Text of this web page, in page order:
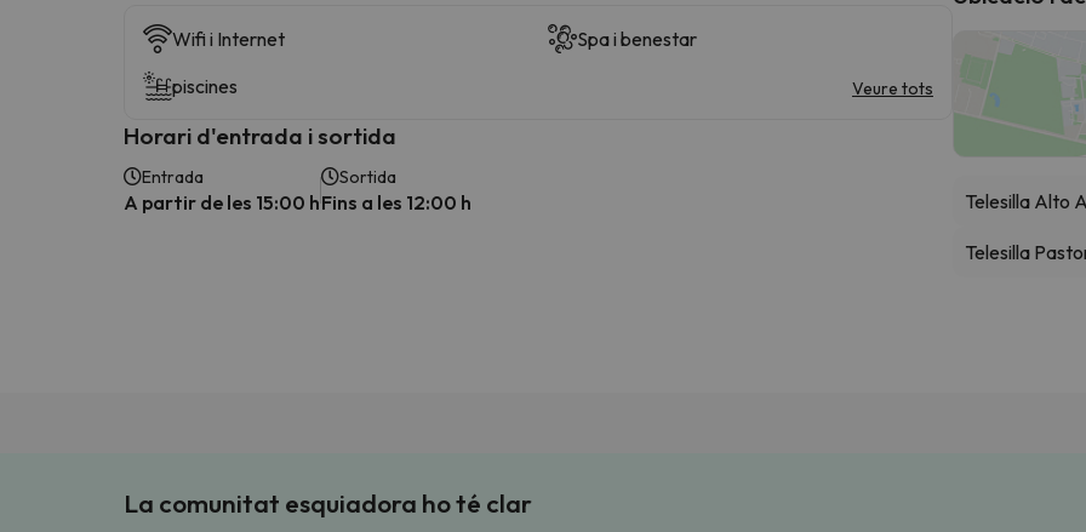
Wifi i Internet
Spa i benestar
piscines
Veure tots
Horari d'entrada i sortida
Entrada
A partir de les 15:00 h
Sortida
Fins a les 12:00 h Telesilla Alto
Telesilla
La comunitat esquiadora ho té clar